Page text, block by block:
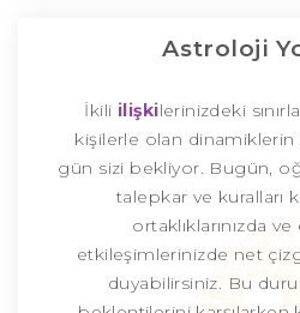
Astroloji
İkili ilişkilerinizdeki
kişilerle olan dinamiklerin
gün sizi bekliyor. Bugün,
talepkar ve kuralları
ortaklıklarınızda
etkileşimlerinizde net
duyabilirsiniz. Bu